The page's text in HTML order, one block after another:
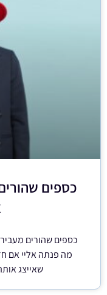
כספים
כספים שהורים
שאייצג